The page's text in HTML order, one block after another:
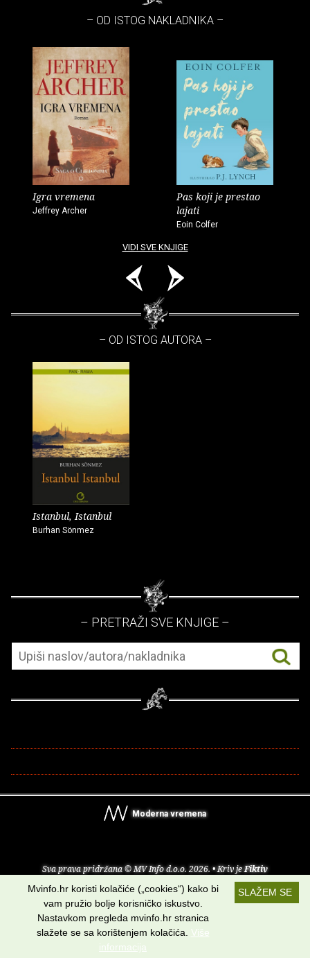
– OD ISTOG NAKLADNIKA –
Igra vremena
Jeffrey Archer
Pas koji je prestao
lajati
Eoin Colfer
VIDI SVE KNJIGE
– OD ISTOG AUTORA –
Istanbul, Istanbul
Burhan Sönmez
– PRETRAŽI SVE KNJIGE –
Moderna vremena
Sva prava pridržana © MV Info d.o.o. 2026. • Kriv jeFiktiv
Uvjeti korištenja RSS kanali
Potraži nas na:
SLAŽEM SE
Mvinfo.hr koristi kolačiće („cookies“) kako bi
vam pružio bolje korisničko iskustvo.
Nastavkom pregleda mvinfo.hr stranica
slažete se sa korištenjem kolačića. Više
informacija